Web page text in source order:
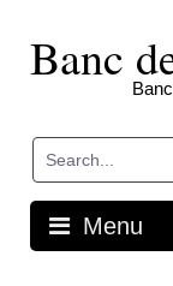
contentBanc
Menu